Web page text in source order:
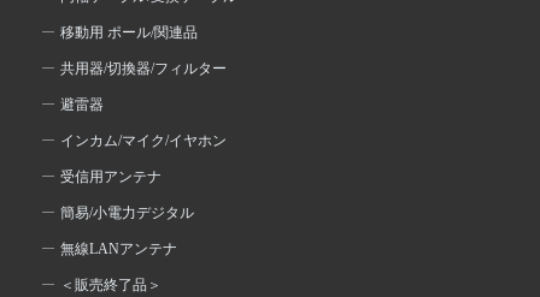
移動用 ポール/関連品
共用器/切換器/フィルター
避雷器
インカム/マイク/イヤホン
受信用アンテナ
簡易/小電力デジタル
無線LANアンテナ
＜販売終了品＞